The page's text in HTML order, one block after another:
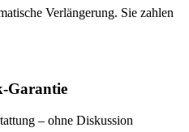
Verlängerung. Sie zahlen
Garantie
– ohne Diskussion